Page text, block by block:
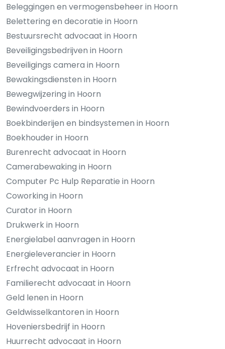
Beleggingen en vermogensbeheer in Hoorn
Belettering en decoratie in Hoorn
Bestuursrecht advocaat in Hoorn
Beveiligingsbedrijven in Hoorn
Beveiligings camera in Hoorn
Bewakingsdiensten in Hoorn
Bewegwijzering in Hoorn
Bewindvoerders in Hoorn
Boekbinderijen en bindsystemen in Hoorn
Boekhouder in Hoorn
Burenrecht advocaat in Hoorn
Camerabewaking in Hoorn
Computer Pc Hulp Reparatie in Hoorn
Coworking in Hoorn
Curator in Hoorn
Drukwerk in Hoorn
Energielabel aanvragen in Hoorn
Energieleverancier in Hoorn
Erfrecht advocaat in Hoorn
Familierecht advocaat in Hoorn
Geld lenen in Hoorn
Geldwisselkantoren in Hoorn
Hoveniersbedrijf in Hoorn
Huurrecht advocaat in Hoorn